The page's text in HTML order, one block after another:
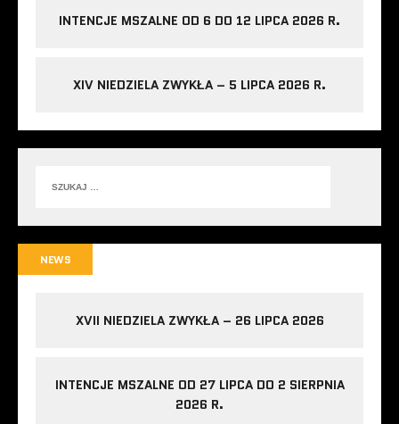
INTENCJE MSZALNE OD 6 DO 12 LIPCA 2026 R.
XIV NIEDZIELA ZWYKŁA – 5 LIPCA 2026 R.
NEWS
XVII NIEDZIELA ZWYKŁA – 26 LIPCA 2026
INTENCJE MSZALNE OD 27 LIPCA DO 2 SIERPNIA
2026 R.